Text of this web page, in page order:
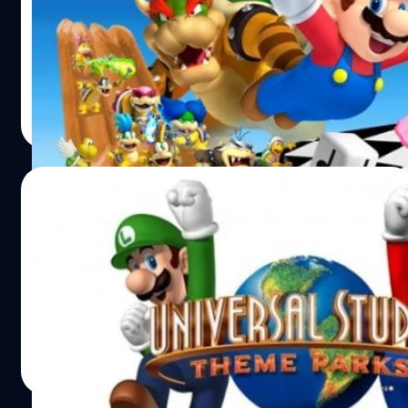
ลุงหนวดมาริโอ ผ่านมา 30 ปีขายเกมไปได้มากน้อยแค่ไหนไป
ดูกัน
วงศกร ปฐมชัยวัฒน์| 3806 days ago
Read More
ยูนิเวอร์แซล สตูดิโอ ทุ่ม 350 ล้านเหรียญสร้าง
สวนสนุกนินเทนโด !!
ข่าวดีสำหรับแฟนปู่นิน สวนสนุก มาริโอ จะเกิดขึ้นจริงแล้ว
วงศกร ปฐมชัยวัฒน์| 3810 days ago